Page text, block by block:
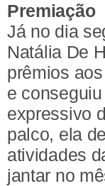
Premiação
Já no dia
Natália De
prêmios
e
expressivo
palco, ela
atividades
jantar no